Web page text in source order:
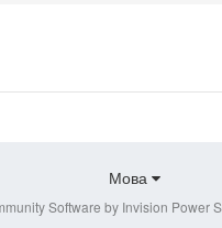
Мова
Software by Invision Power